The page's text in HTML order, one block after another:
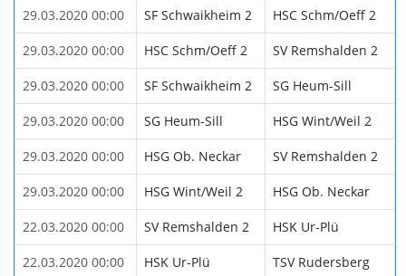
29.03.2020 00:00 SF Schwaikheim 2 HSC Schm/Oeff 2
29.03.2020 00:00 HSC Schm/Oeff 2 SV Remshalden 2
29.03.2020 00:00 SF Schwaikheim 2 SG Heum-Sill
29.03.2020 00:00 SG Heum-Sill HSG Wint/Weil 2
29.03.2020 00:00 HSG Ob. Neckar SV Remshalden 2
29.03.2020 00:00 HSG Wint/Weil 2 HSG Ob. Neckar
22.03.2020 00:00 SV Remshalden 2 HSK Ur-Plü
22.03.2020 00:00 HSK Ur-Plü TSV Rudersberg